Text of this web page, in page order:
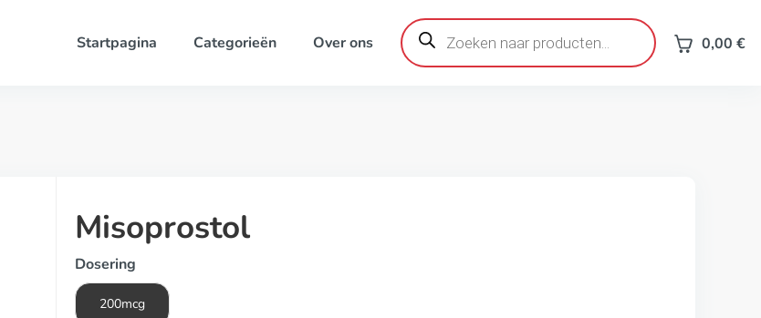
Startpagina Categorieën Over ons
Producten
zoeken 0,00 €
Misoprostol
Dosering
200mcg